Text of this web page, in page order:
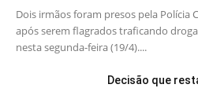
Dois irmãos foram presos pela Polícia
após serem flagrados traficando
nesta segunda-feira (19/4)....
Decisão que